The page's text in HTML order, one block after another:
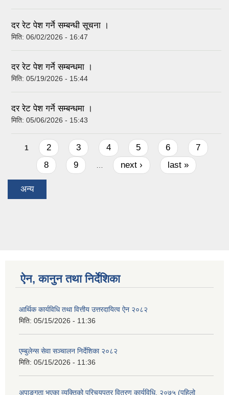
दर रेट पेश गर्ने सम्बन्धी सूचना ।
मिति: 06/02/2026 - 16:47
दर रेट पेश गर्ने सम्बन्धमा ।
मिति: 05/19/2026 - 15:44
दर रेट पेश गर्ने सम्बन्धमा ।
मिति: 05/06/2026 - 15:43
Pages
1 2 3 4 5 6
7
8
9 … next › last »
अन्य
ऐन, कानुन तथा निर्देशिका
आर्थिक कार्यविधि तथा वित्तीय उत्तरदायित्व ऐन २०८२
मिति: 05/15/2026 - 11:36
एम्बुलेन्स सेवा सञ्चालन निर्देशिका २०८२
मिति: 05/15/2026 - 11:36
अपाङ्गता भएका व्यक्तिको परिचयपत्र वितरण कार्यविधि, २०७५ (पहिलो